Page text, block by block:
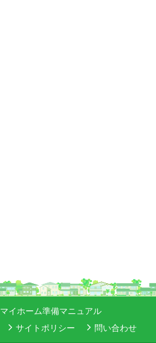
マイホーム準備マニュアル
サイトポリシー 問い合わせ